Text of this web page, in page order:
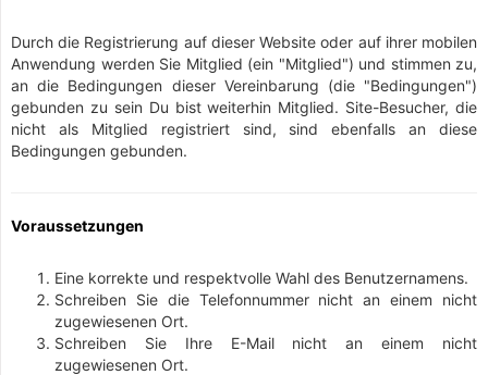
Durch die Registrierung auf dieser Website oder auf ihrer mobilen
Anwendung werden Sie Mitglied (ein "Mitglied") und stimmen zu,
an die Bedingungen dieser Vereinbarung (die "Bedingungen")
gebunden zu sein Du bist weiterhin Mitglied. Site-Besucher, die
nicht als Mitglied registriert sind, sind ebenfalls an diese
Bedingungen gebunden.
Voraussetzungen
Eine korrekte und respektvolle Wahl des Benutzernamens.
Schreiben Sie die Telefonnummer nicht an einem nicht
zugewiesenen Ort.
Schreiben Sie Ihre E-Mail nicht an einem nicht
zugewiesenen Ort.